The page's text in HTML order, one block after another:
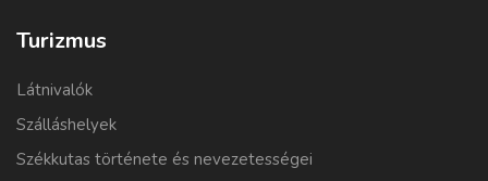
Turizmus
Látnivalók
Szálláshelyek
Székkutas története és nevezetességei